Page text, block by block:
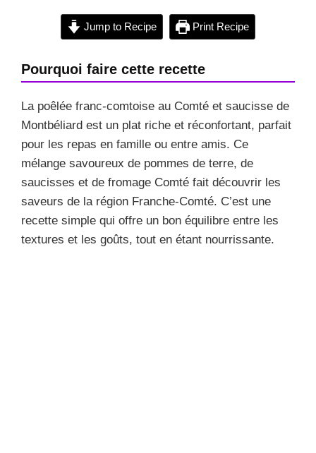
Jump to Recipe Print Recipe
Pourquoi faire cette recette
La poêlée franc-comtoise au Comté et saucisse de
Montbéliard est un plat riche et réconfortant, parfait
pour les repas en famille ou entre amis. Ce
mélange savoureux de pommes de terre, de
saucisses et de fromage Comté fait découvrir les
saveurs de la région Franche-Comté. C’est une
recette simple qui offre un bon équilibre entre les
textures et les goûts, tout en étant nourrissante.